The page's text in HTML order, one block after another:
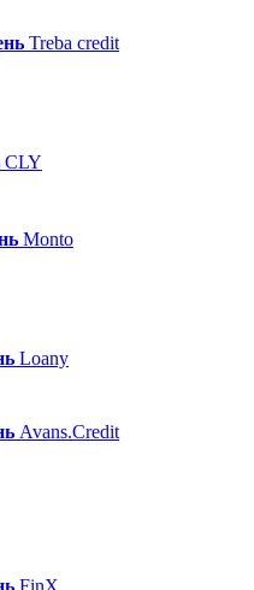
Treba credit
CLY
Monto
Loany
Avans.Credit
FinX